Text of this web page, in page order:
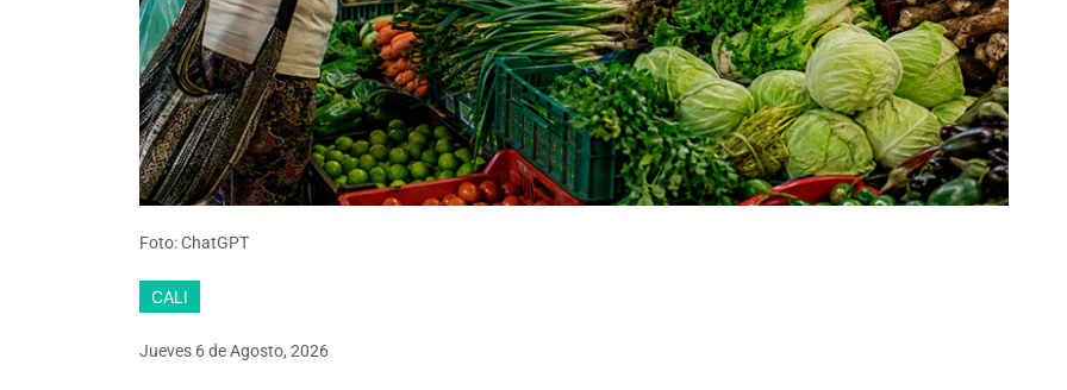
Foto: ChatGPT
CALI
Jueves 6deAgosto, 2026